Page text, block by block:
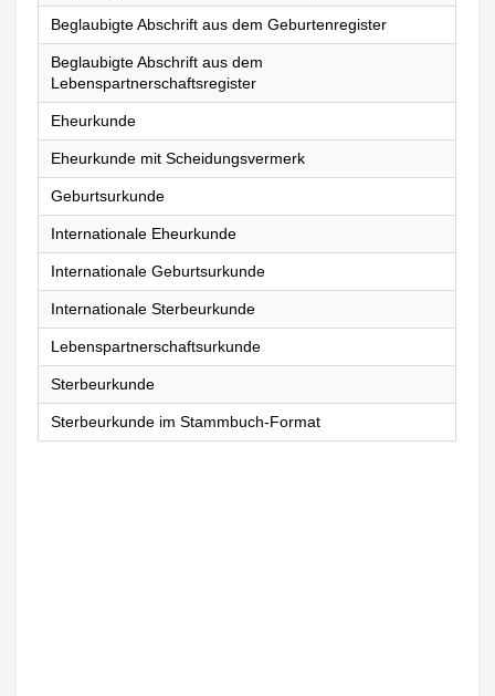
Beglaubigte Abschrift aus dem Geburtenregister
Beglaubigte Abschrift aus dem
Lebenspartnerschaftsregister
Eheurkunde
Eheurkunde mit Scheidungsvermerk
Geburtsurkunde
Internationale Eheurkunde
Internationale Geburtsurkunde
Internationale Sterbeurkunde
Lebenspartnerschaftsurkunde
Sterbeurkunde
Sterbeurkunde im Stammbuch-Format